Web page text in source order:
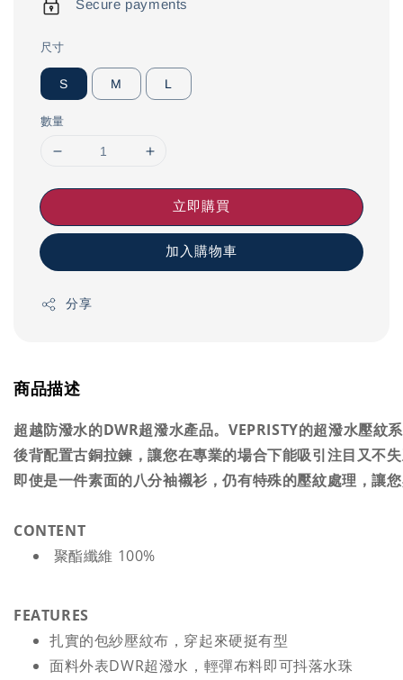
Secure payments
尺寸
S M L
數量
立即購買
加入購物車
分享
商品描述
超越防潑水的DWR超潑水產品。VEPRISTY的超潑水壓紋
後背配置古銅拉鍊，讓您在專業的場合下能吸引注目又不
即使是一件素面的八分袖襯衫，仍有特殊的壓紋處理，讓
CONTENT
聚酯纖維 100%
FEATURES
扎實的包紗壓紋布，穿起來硬挺有型
面料外表DWR超潑水，輕彈布料即可抖落水珠